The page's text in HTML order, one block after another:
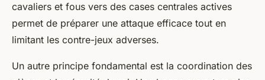
cavaliers et fous vers des cases centrales actives
permet de préparer une attaque efficace tout en
limitant les contre-jeux adverses.
Un autre principe fondamental est la coordination des